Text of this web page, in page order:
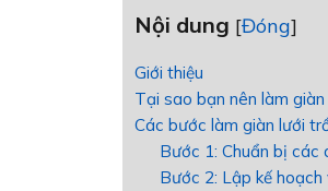
Nội dung [Đóng]
Giới thiệu
Tại sao bạn nên làm
Các bước làm giàn lưới
Bước 1: Chuẩn bị
Bước 2: Lập kế